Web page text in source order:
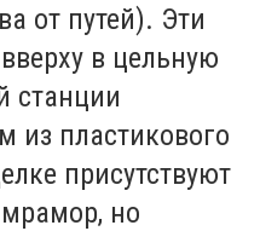
от путей). Эти
в цельную
станции
из пластикового
присутствуют
но